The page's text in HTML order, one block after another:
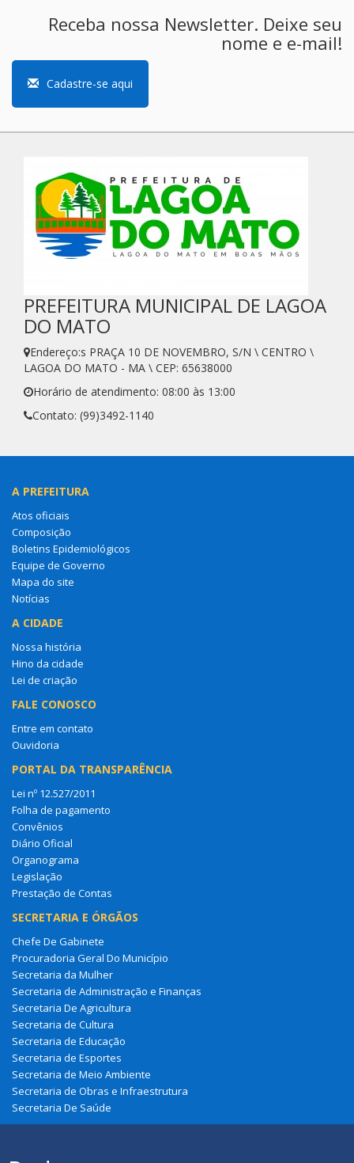
Receba nossa Newsletter. Deixe seu
nome e e-mail!
Cadastre-se aqui
PREFEITURA MUNICIPAL DE LAGOA
DO MATO
Endereço:s PRAÇA 10 DE NOVEMBRO, S/N \ CENTRO \
LAGOA DO MATO - MA \ CEP: 65638000
Horário de atendimento: 08:00 às 13:00
Contato: (99)3492-1140
A PREFEITURA
Atos oficiais
Composição
Boletins Epidemiológicos
Equipe de Governo
Mapa do site
Notícias
A CIDADE
Nossa história
Hino da cidade
Lei de criação
FALE CONOSCO
Entre em contato
Ouvidoria
PORTAL DA TRANSPARÊNCIA
Lei nº 12.527/2011
Folha de pagamento
Convênios
Diário Oficial
Organograma
Legislação
Prestação de Contas
SECRETARIA E ÓRGÃOS
Chefe De Gabinete
Procuradoria Geral Do Município
Secretaria da Mulher
Secretaria de Administração e Finanças
Secretaria De Agricultura
Secretaria de Cultura
Secretaria de Educação
Secretaria de Esportes
Secretaria de Meio Ambiente
Secretaria de Obras e Infraestrutura
Secretaria De Saúde